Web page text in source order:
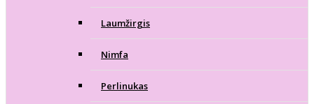
Laumžirgis
Nimfa
Perlinukas